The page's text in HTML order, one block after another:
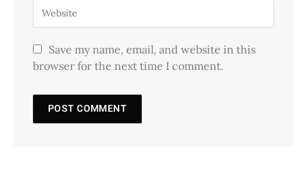
Save my name, email, and website in this
browser for the next time I comment.